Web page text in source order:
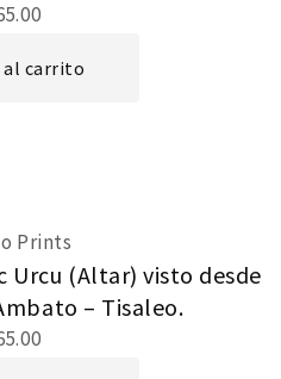
al carrito
Prints
Urcu (Altar) visto desde
– Tisaleo.